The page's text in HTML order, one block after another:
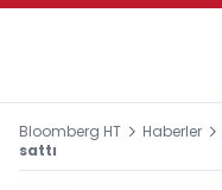
Bloomberg HT Haberler
sattı